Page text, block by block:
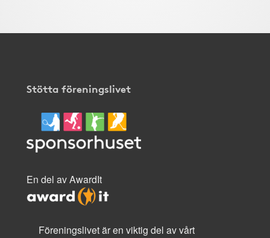
Stötta föreningslivet
En del av AwardIt
Föreningslivet är en viktig del av vårt